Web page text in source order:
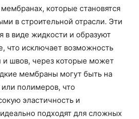
которые становятся
в строительной отрасли. Эти
в виде жидкости и образуют
что исключает возможность
и швов, через которые может
мембраны могут быть на
полимеров, что
эластичность и
подходят для сложных